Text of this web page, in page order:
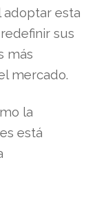
adoptar esta
sus
más
mercado.
la
está